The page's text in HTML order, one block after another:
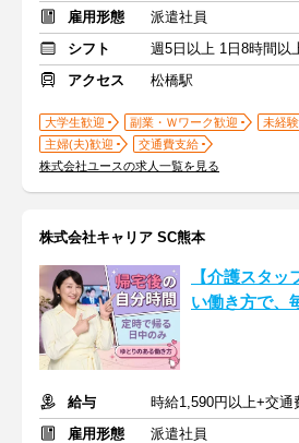
雇用形態
派遣社員
シフト
週5日以上 1日8時間以
アクセス
松橋駅
大学生歓迎 副業・Ｗワーク歓迎
未経
主婦(夫)歓迎
交通費支給
株式会社ユースの求人一覧を見る
株式会社キャリア SC熊本
【介護スタ
い働き方で、
給与
時給1,590円以上+交通
雇用形態
派遣社員